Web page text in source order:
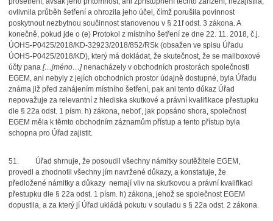
ovlivnila průběh šetření a ohrozila jeho účel, čímž porušila povinnost
poskytnout nezbytnou součinnost stanovenou v § 21f odst. 3 zákona. A
konečně, pokud jde o (e) Protokol z místního šetření ze dne 22. 11. 2018, č.j.
ÚOHS-P0425/2018/KD-32923/2018/852/RSk (obsažen ve spisu Úřadu
ÚOHS-P0425/2018/KD), který má dokládat, že skutečnost, že se mailboxové
účty pana […jméno…]nenacházely v obchodních prostorách společnosti
EGEM, ani nebyly z jejích obchodních prostor údajně dostupné, byla Úřadu
známa již před zahájením místního šetření, pak ani tento důkaz Úřad
nepovažuje za relevantní z hlediska skutkové a právní kvalifikace přestupku
dle § 22a odst. 1 písm. h) zákona, neboť, jak popsáno shora, společnost
EGEM měla k těmto obchodním záznamům přístup a tento přístup byla
schopna pro Úřad zajistit.
51.
Úřad shrnuje, že posoudil všechny námitky soutěžitele EGEM,
provedl a zhodnotil všechny jím navržené důkazy, a konstatuje, že
předložené námitky a důkazy nemají vliv na skutkovou a právní kvalifikaci
přestupku dle § 22a odst. 1 písm. h) zákona, jehož se společnost EGEM
dopustila, a za který jí Úřad ukládá pokutu v souladu s § 22a odst. 2 zákona.